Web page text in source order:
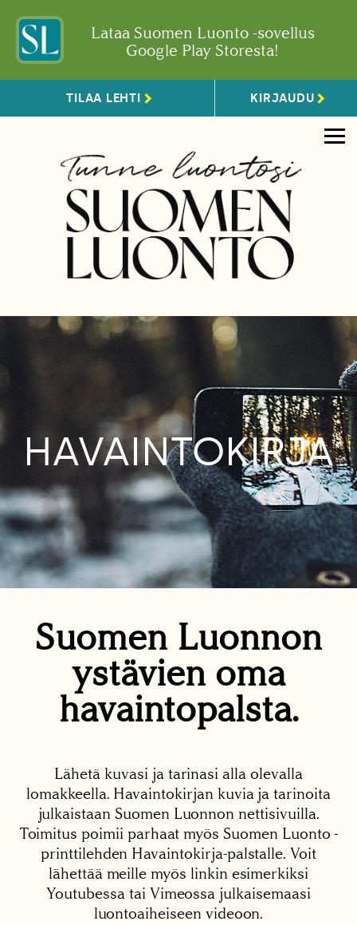
Lataa Suomen Luonto -sovellus
Google Play Storesta!
TILAA LEHTI KIRJAUDU
HAVAINTOKIRJA
Suomen Luonnon
ystävien oma
havaintopalsta.
Lähetä kuvasi ja tarinasi alla olevalla
lomakkeella. Havaintokirjan kuvia ja tarinoita
julkaistaan Suomen Luonnon nettisivuilla.
Toimitus poimii parhaat myös Suomen Luonto -
printtilehden Havaintokirja-palstalle. Voit
lähettää meille myös linkin esimerkiksi
Youtubessa tai Vimeossa julkaisemaasi
luontoaiheiseen videoon.